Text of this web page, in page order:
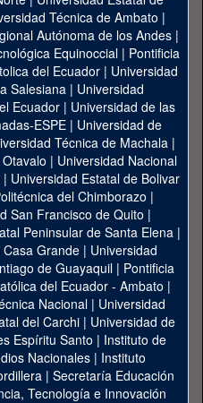
Técnica de Ambato |
Autónoma de los Andes|
Equinoccial| Pontificia
del Ecuador | Universidad
Salesiana | Universidad
Ecuador | Universidad de las
ESPE | Universidad de
Técnica de Machala|
| Universidad Nacional
| Universidad Estatal de Bolivar
del Chimborazo |
San Francisco de Quito |
Peninsular de Santa Elena|
Grande | Universidad
de Guayaquil| Pontificia
del Ecuador - Ambato |
Nacional| Universidad
del Carchi| Universidad de
Espíritu Santo | Instituto de
Nacionales | Instituto
| Secretaría Educación
Tecnología e Innovación